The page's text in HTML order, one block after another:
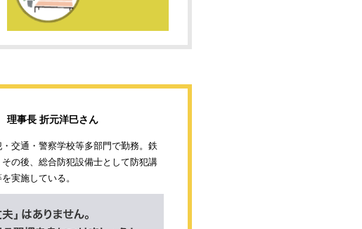
理事長 折元洋巳さん
交通・警察学校等多部門で勤務。鉄
の後、総合防犯設備士として防犯講
実施している。